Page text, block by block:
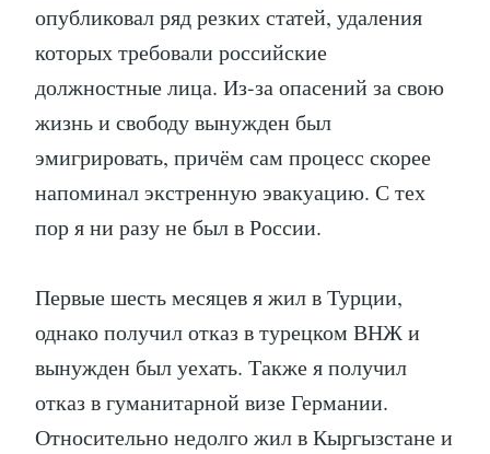
опубликовал ряд резких статей, удаления
которых требовали российские
должностные лица. Из-за опасений за свою
жизнь и свободу вынужден был
эмигрировать, причём сам процесс скорее
напоминал экстренную эвакуацию. С тех
пор я ни разу не был в России.
Первые шесть месяцев я жил в Турции,
однако получил отказ в турецком ВНЖ и
вынужден был уехать. Также я получил
отказ в гуманитарной визе Германии.
Относительно недолго жил в Кыргызстане и